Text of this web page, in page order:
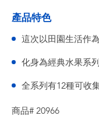
產品特色
這次以田園生活作
化身為經典水果系列
全系列有12種可收
商品# 20966